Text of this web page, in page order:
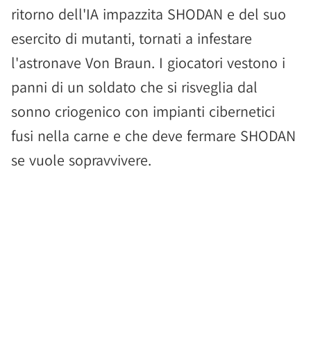
ritorno dell'IA impazzita SHODAN e del suo
esercito di mutanti, tornati a infestare
l'astronave Von Braun. I giocatori vestono i
panni di un soldato che si risveglia dal
sonno criogenico con impianti cibernetici
fusi nella carne e che deve fermare SHODAN
se vuole sopravvivere.